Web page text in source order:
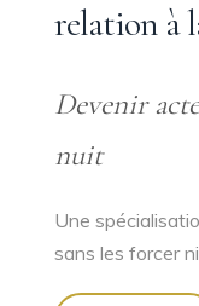
relation à
Devenir
nuit
Une
sans les forcer